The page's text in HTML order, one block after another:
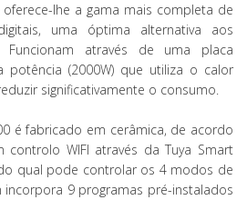
oferece-lhe a gama mais completa de
uma óptima alternativa aos
Funcionam através de uma placa
potência (2000W) que utiliza o calor
significativamente o consumo.
é fabricado em cerâmica, de acordo
WIFI através da Tuya Smart
qual pode controlar os 4 modos de
incorpora 9 programas pré-instalados